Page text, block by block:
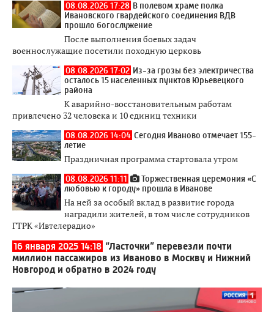
08.08.2026 17:28 В полевом храме полка
Ивановского гвардейского соединения ВДВ
прошло богослужение
После выполнения боевых задач
военнослужащие посетили походную церковь
08.08.2026 17:02 Из-за грозы без электричества
осталось 15 населенных пунктов Юрьевецкого
района
К аварийно-восстановительным работам
привлечено 32 человека и 10 единиц техники
08.08.2026 14:04 Сегодня Иваново отмечает 155-
летие
Праздничная программа стартовала утром
08.08.2026 11:11
Торжественная церемония «С
любовью к городу» прошла в Иванове
На ней за особый вклад в развитие города
наградили жителей, в том числе сотрудников
ГТРК «Ивтелерадио»
16 января 2025 14:18 “Ласточки” перевезли почти
миллион пассажиров из Иваново в Москву и Нижний
Новгород и обратно в 2024 году